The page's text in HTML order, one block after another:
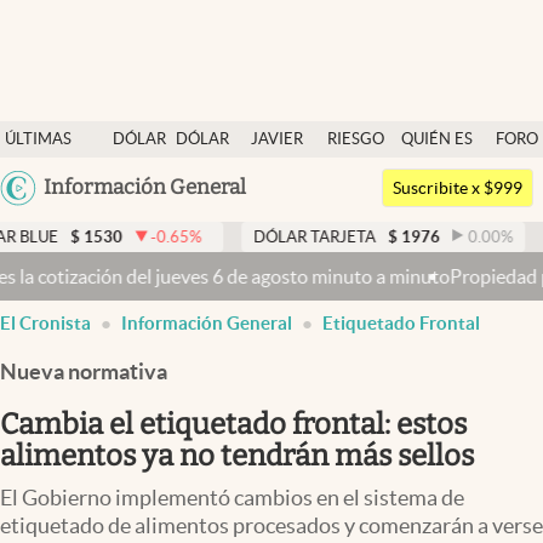
ÚLTIMAS
NOTICIAS
DÓLAR
DÓLAR
JAVIER
RIESGO
QUIÉN ES
QUIÉN
FORO
Argentina
México
USA
Colombia
Información General
Dólar
Members
Economía y Política
Finanzas y Mercados
Mercados Online
Negocios
Columnistas
Otras secciones
Apertura
Suscribite x $999
-0.65% DÓLAR TARJETA $ 1976 0.00% DÓLAR
de agosto minuto a minutoPropiedad privada: con cruces y
El Cronista Información General Etiquetado Frontal
Nueva normativa
Cambia el etiquetado frontal: estos
alimentos ya no tendrán más sellos
El Gobierno implementó cambios en el sistema de
etiquetado de alimentos procesados y comenzarán a verse